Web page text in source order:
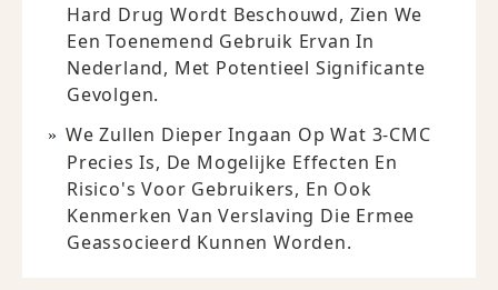
Hard Drug Wordt Beschouwd, Zien We
Een Toenemend Gebruik Ervan In
Nederland, Met Potentieel Significante
Gevolgen.
We Zullen Dieper Ingaan Op Wat 3-CMC
Precies Is, De Mogelijke Effecten En
Risico's Voor Gebruikers, En Ook
Kenmerken Van Verslaving Die Ermee
Geassocieerd Kunnen Worden.